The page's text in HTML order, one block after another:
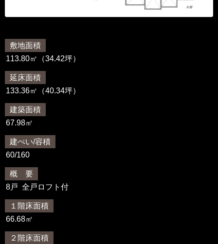
敷地面積
113.80㎡（34.42坪）
延床面積
133.36㎡（40.34坪）
建築面積
67.98㎡
建ぺい/容積
60/160
概 要
8戸 全戸ロフト付
１階床面積
66.68㎡
２階床面積